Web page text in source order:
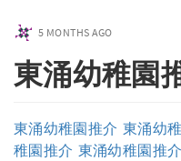
5 MONTHS AGO
東涌幼稚園
東涌幼稚園推介 東涌幼
稚園推介 東涌幼稚園推介